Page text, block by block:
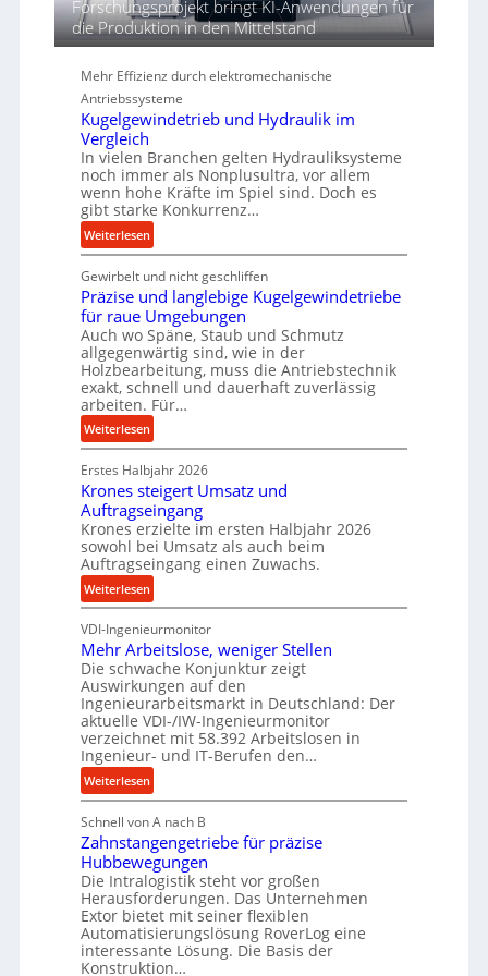
i
e
r
f
o
r
m
a
n
c
e
i
m
D
r
ü
c
k
p
r
o
z
e
s
s
Forschungsprojekt bringt KI-Anwendungen für
die Produktion in den Mittelstand
Mehr Effizienz durch elektromechanische
Antriebssysteme
Kugelgewindetrieb und Hydraulik im
Vergleich
In vielen Branchen gelten Hydrauliksysteme
noch immer als Nonplusultra, vor allem
wenn hohe Kräfte im Spiel sind. Doch es
gibt starke Konkurrenz…
Weiterlesen:
K
u
g
e
l
g
e
w
i
n
e
t
r
i
e
b
u
n
d
H
y
d
r
a
u
l
i
m
V
e
r
g
Gewirbelt und nicht geschliffen
Präzise und langlebige Kugelgewindetriebe
für raue Umgebungen
Auch wo Späne, Staub und Schmutz
allgegenwärtig sind, wie in der
Holzbearbeitung, muss die Antriebstechnik
exakt, schnell und dauerhaft zuverlässig
arbeiten. Für…
Weiterlesen:
P
r
ä
z
i
s
e
u
n
d
l
a
n
g
l
e
b
i
g
e
K
u
g
e
l
g
Erstes Halbjahr 2026
Krones steigert Umsatz und
Auftragseingang
Krones erzielte im ersten Halbjahr 2026
sowohl bei Umsatz als auch beim
Auftragseingang einen Zuwachs.
Weiterlesen:
K
r
o
n
e
s
s
t
e
i
g
r
t
U
m
s
a
VDI-Ingenieurmonitor
Mehr Arbeitslose, weniger Stellen
Die schwache Konjunktur zeigt
Auswirkungen auf den
Ingenieurarbeitsmarkt in Deutschland: Der
aktuelle VDI-/IW-Ingenieurmonitor
verzeichnet mit 58.392 Arbeitslosen in
Ingenieur- und IT-Berufen den…
Weiterlesen:
M
e
h
r
A
r
b
e
i
Schnell von A nach B
Zahnstangengetriebe für präzise
Hubbewegungen
Die Intralogistik steht vor großen
Herausforderungen. Das Unternehmen
Extor bietet mit seiner flexiblen
Automatisierungslösung RoverLog eine
interessante Lösung. Die Basis der
Konstruktion…